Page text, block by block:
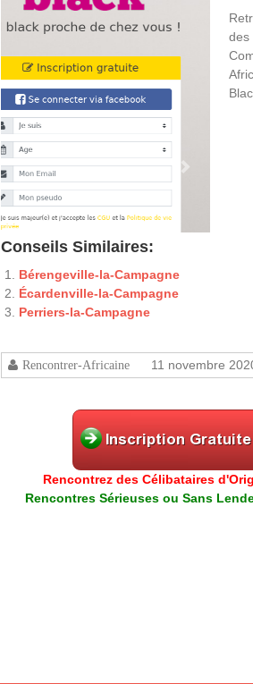
des
Conseils Similaires:
Bérengeville-la-Campagne
Écardenville-la-Campagne
Perriers-la-Campagne
Rencontrer-Africaine 11 novembre
Rencontrez des Célibataires
Rencontres Sérieuses ou Sans